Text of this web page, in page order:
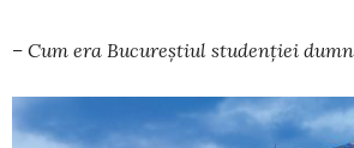
– Cum era Bucureștiul stu­denției